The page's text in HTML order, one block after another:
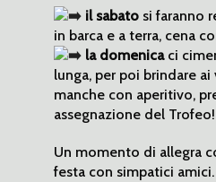
il sabato si faranno
in barca e a terra, cena
la domenicaci
lunga, per poi brindare
manche con aperitivo,
assegnazione del Trofeo!
Un momento di allegra
festa con simpatici